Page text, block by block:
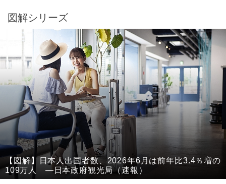
図解シリーズ
【図解】日本人出国者数、2026年6月は前年比3.4％増の
109万人 ―日本政府観光局（速報）